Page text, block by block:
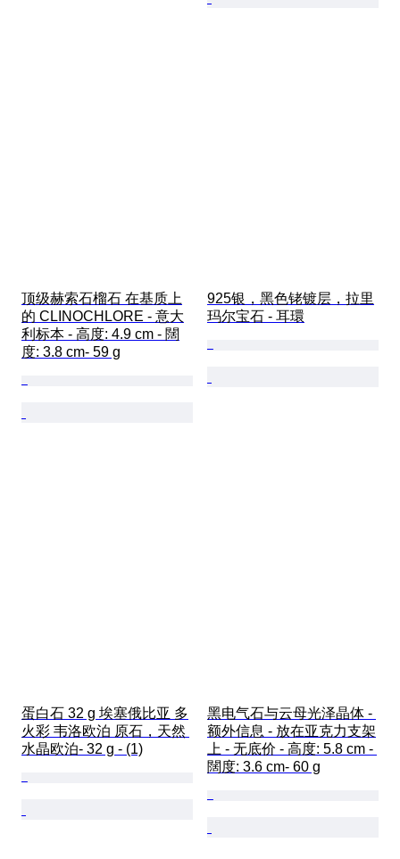
顶级赫索石榴石 在基质上
的 CLINOCHLORE - 意大
利标本 - 高度: 4.9 cm - 闊
度: 3.8 cm- 59 g
925银，黑色铑镀层，拉里
玛尔宝石 - 耳環
蛋白石 32 g 埃塞俄比亚 多
火彩 韦洛欧泊 原石，天然
水晶欧泊- 32 g - (1)
黑电气石与云母光泽晶体 -
额外信息 - 放在亚克力支架
上 - 无底价 - 高度: 5.8 cm -
闊度: 3.6 cm- 60 g